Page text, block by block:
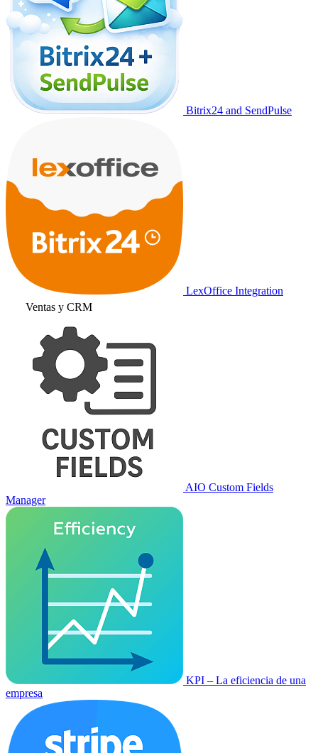
Bitrix24 and SendPulse
LexOffice Integration
Ventas y CRM
AIO Custom Fields
Manager
KPI – La eficiencia de una
empresa